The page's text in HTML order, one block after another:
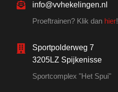
info@vvhekelingen.nl
Proeftrainen? Klik dan hier!
Sportpolderweg 7
3205LZ Spijkenisse
Sportcomplex "Het Spui"